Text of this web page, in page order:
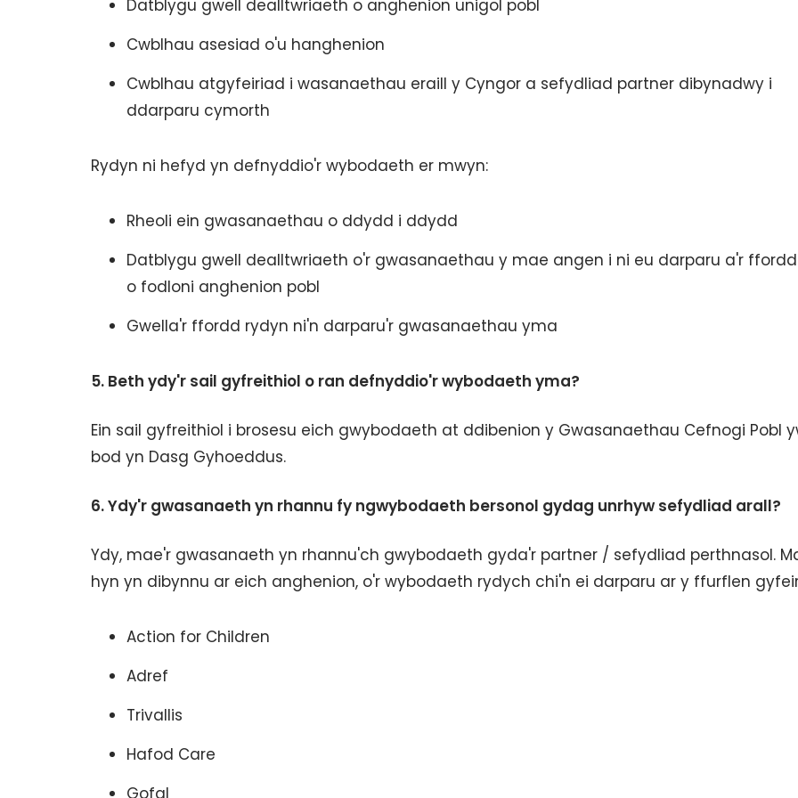
Datblygu gwell dealltwriaeth o anghenion unigol pobl
Cwblhau asesiad o'u hanghenion
Cwblhau atgyfeiriad i wasanaethau eraill y Cyngor a sefydliad partner dibynadwy i
ddarparu cymorth
Rydyn ni hefyd yn defnyddio'r wybodaeth er mwyn:
Rheoli ein gwasanaethau o ddydd i ddydd
Datblygu gwell dealltwriaeth o'r gwasanaethau y mae angen i ni eu darparu a'r
o fodloni anghenion pobl
Gwella'r ffordd rydyn ni'n darparu'r gwasanaethau yma
5. Beth ydy'r sail gyfreithiol o ran defnyddio'r wybodaeth yma?
Ein sail gyfreithiol i brosesu eich gwybodaeth at ddibenion y Gwasanaethau Cefnogi Pobl
bod yn Dasg Gyhoeddus.
6.Ydy'r gwasanaeth yn rhannu fy ngwybodaeth bersonol gydag unrhyw sefydliad arall?
Ydy, mae'r gwasanaeth yn rhannu'ch gwybodaeth gyda'r partner / sefydliad perthnasol.
hyn yn dibynnu ar eich anghenion, o'r wybodaeth rydych chi'n ei darparu ar y ffurflen
Action for Children
Adref
Trivallis
Hafod Care
Gofal